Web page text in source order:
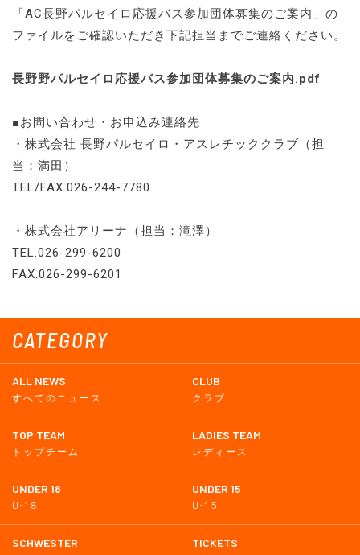
CATEGORY
ALL NEWS
すべてのニュース
CLUB
クラブ
TOP TEAM
トップチーム
LADIES TEAM
レディース
UNDER 18
U-18
UNDER 15
U-15
SCHWESTER TICKETS
「AC長野パルセイロ応援バス参加団体募集のご案内」の
ファイルをご確認いただき下記担当までご連絡ください。
長野野パルセイロ応援バス参加団体募集のご案内.pdf
■お問い合わせ・お申込み連絡先
・株式会社 長野パルセイロ・アスレチッククラブ（担
当：満田）
TEL/FAX.026-244-7780
・株式会社アリーナ（担当：滝澤）
TEL.026-299-6200
FAX.026-299-6201